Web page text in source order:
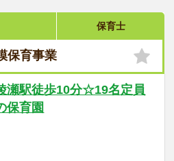
保育士
保育事業
瀬駅徒歩10分☆19名定員
保育園